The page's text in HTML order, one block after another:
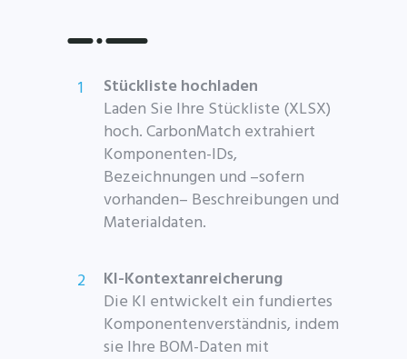
Stückliste hochladen
Laden Sie Ihre Stückliste (XLSX)
hoch. CarbonMatch extrahiert
Komponenten-IDs,
Bezeichnungen und –sofern
vorhanden– Beschreibungen und
Materialdaten.
KI-Kontextanreicherung
Die KI entwickelt ein fundiertes
Komponentenverständnis, indem
sie Ihre BOM-Daten mit